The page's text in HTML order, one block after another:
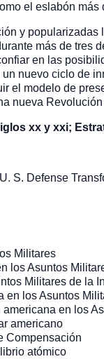
el eslabón
y
más de tres
en las
nuevo ciclo de
el modelo de
nueva
xx y xxi;
S. Defense
Militares
los Asuntos
Militares de la
en los Asuntos
en los
americano
Compensación
atómico